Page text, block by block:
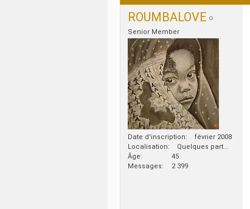
ROUMBALOVE
Senior Member
Date d'inscription
février 2008
Localisation
Quelques part...
Âge
45
Messages
2 399